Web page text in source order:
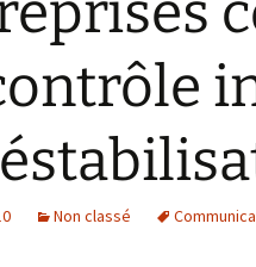
Non classé